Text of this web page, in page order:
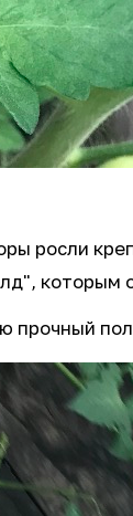
росли
которым
прочный